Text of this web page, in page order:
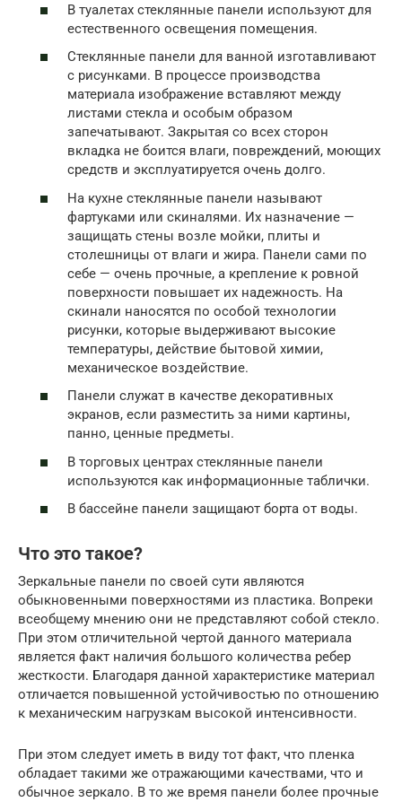
В туалетах стеклянные панели используют для
естественного освещения помещения.
Стеклянные панели для ванной изготавливают
с рисунками. В процессе производства
материала изображение вставляют между
листами стекла и особым образом
запечатывают. Закрытая со всех сторон
вкладка не боится влаги, повреждений, моющих
средств и эксплуатируется очень долго.
На кухне стеклянные панели называют
фартуками или скиналями. Их назначение —
защищать стены возле мойки, плиты и
столешницы от влаги и жира. Панели сами по
себе — очень прочные, а крепление к ровной
поверхности повышает их надежность. На
скинали наносятся по особой технологии
рисунки, которые выдерживают высокие
температуры, действие бытовой химии,
механическое воздействие.
Панели служат в качестве декоративных
экранов, если разместить за ними картины,
панно, ценные предметы.
В торговых центрах стеклянные панели
используются как информационные таблички.
В бассейне панели защищают борта от воды.
Что это такое?
Зеркальные панели по своей сути являются
обыкновенными поверхностями из пластика. Вопреки
всеобщему мнению они не представляют собой стекло.
При этом отличительной чертой данного материала
является факт наличия большого количества ребер
жесткости. Благодаря данной характеристике материал
отличается повышенной устойчивостью по отношению
к механическим нагрузкам высокой интенсивности.
При этом следует иметь в виду тот факт, что пленка
обладает такими же отражающими качествами, что и
обычное зеркало. В то же время панели более прочные